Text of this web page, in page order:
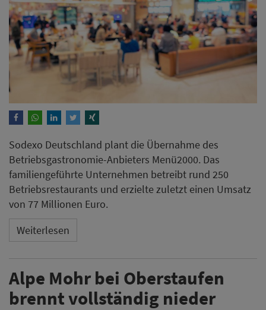
Sodexo Deutschland plant die Übernahme des
Betriebsgastronomie-Anbieters Menü2000. Das
familiengeführte Unternehmen betreibt rund 250
Betriebsrestaurants und erzielte zuletzt einen Umsatz
von 77 Millionen Euro.
Weiterlesen
Alpe Mohr bei Oberstaufen
brennt vollständig nieder